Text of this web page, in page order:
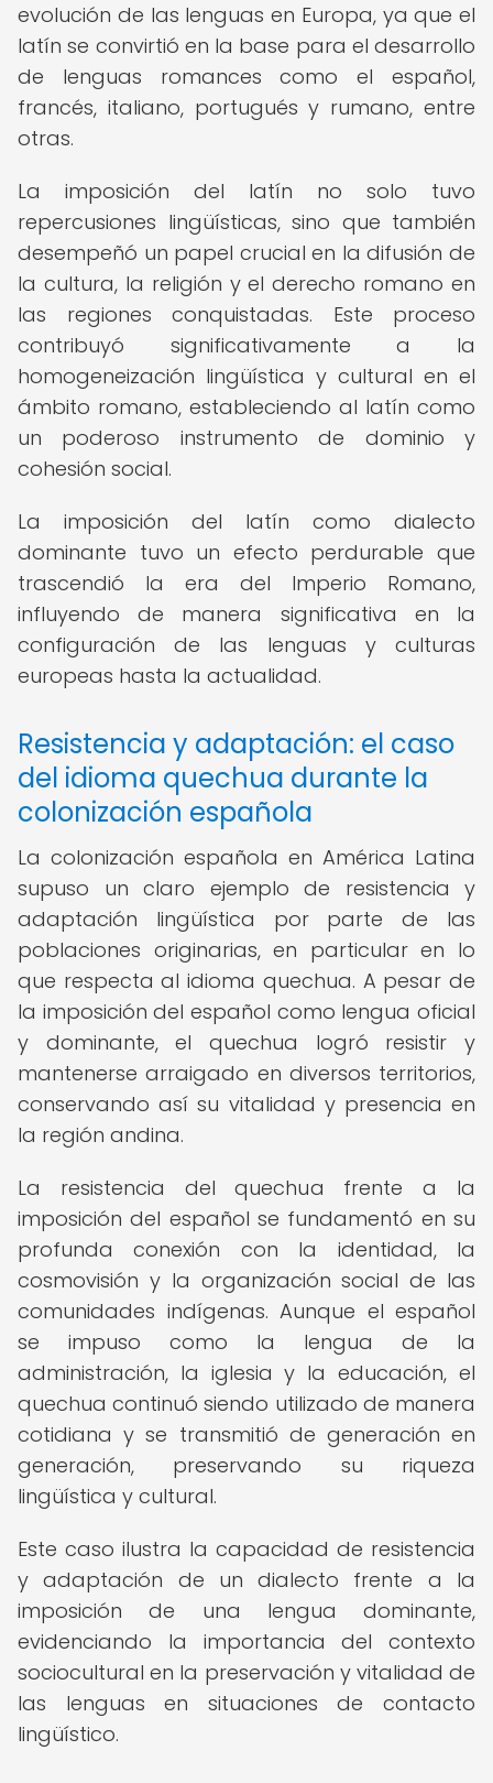
evolución de las lenguas en Europa, ya que el
latín se convirtió en la base para el desarrollo
de lenguas romances como el español,
francés, italiano, portugués y rumano, entre
otras.
La imposición del latín no solo tuvo
repercusiones lingüísticas, sino que también
desempeñó un papel crucial en la difusión de
la cultura, la religión y el derecho romano en
las regiones conquistadas. Este proceso
contribuyó significativamente a la
homogeneización lingüística y cultural en el
ámbito romano, estableciendo al latín como
un poderoso instrumento de dominio y
cohesión social.
La imposición del latín como dialecto
dominante tuvo un efecto perdurable que
trascendió la era del Imperio Romano,
influyendo de manera significativa en la
configuración de las lenguas y culturas
europeas hasta la actualidad.
Resistencia y adaptación: el caso
del idioma quechua durante la
colonización española
La colonización española en América Latina
supuso un claro ejemplo de resistencia y
adaptación lingüística por parte de las
poblaciones originarias, en particular en lo
que respecta al idioma quechua. A pesar de
la imposición del español como lengua oficial
y dominante, el quechua logró resistir y
mantenerse arraigado en diversos territorios,
conservando así su vitalidad y presencia en
la región andina.
La resistencia del quechua frente a la
imposición del español se fundamentó en su
profunda conexión con la identidad, la
cosmovisión y la organización social de las
comunidades indígenas. Aunque el español
se impuso como la lengua de la
administración, la iglesia y la educación, el
quechua continuó siendo utilizado de manera
cotidiana y se transmitió de generación en
generación, preservando su riqueza
lingüística y cultural.
Este caso ilustra la capacidad de resistencia
y adaptación de un dialecto frente a la
imposición de una lengua dominante,
evidenciando la importancia del contexto
sociocultural en la preservación y vitalidad de
las lenguas en situaciones de contacto
lingüístico.